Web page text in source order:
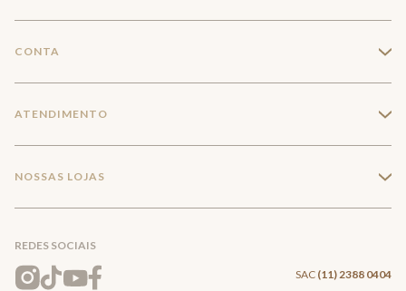
Trabalhe conosco
Mapa do Site
CONTA +
Meus pedidos
Wishlist
ATENDIMENTO +
Entrega e Frete
NOSSAS LOJAS +
REDES SOCIAIS
SAC (11) 2388 0404